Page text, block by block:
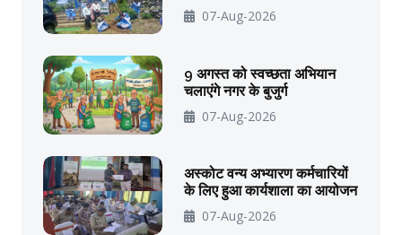
07-Aug-2026
9 अगस्त को स्वच्छता अभियान
चलाएंगे नगर के बुजुर्ग
07-Aug-2026
अस्कोट वन्य अभ्यारण कर्मचारियों
के लिए हुआ कार्यशाला का आयोजन
07-Aug-2026